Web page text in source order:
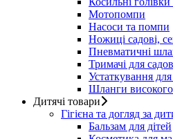
Мотопомпи
Насоси та помпи
Ножиці садові,
Пневматичні
Тримачі для
Устаткування
Шланги
Дитячі товари
Гігієна та догляд за
Бальзам для дітей